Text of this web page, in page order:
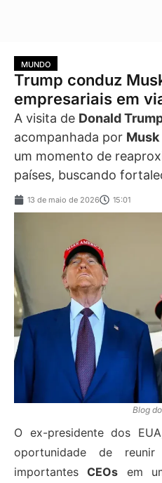
MUNDO
Trump conduz
empresariais em
A visita de Donald
acompanhada por Musk
um momento de
países, buscando
13 de maio de 2026 15:01
Blog
O ex-presidente dos
oportunidade de reunir
importantesCEOs em